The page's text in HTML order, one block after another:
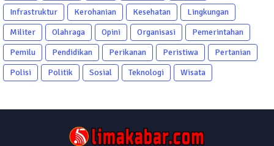
Infrastruktur
Kerohanian Kesehatan
Lingkungan
Militer
Olahraga Opini Organisasi
Pemerintahan
Pemilu
Pendidikan Perikanan Peristiwa
Pertanian
Polisi
Politik Sosial Teknologi Wisata